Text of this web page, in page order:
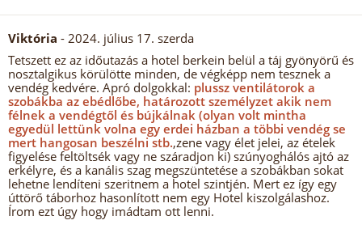
Viktória - 2024. július 17. szerda
Tetszett ez az időutazás a hotel berkein belül a táj gyönyörű és
nosztalgikus körülötte minden, de végképp nem tesznek a
vendég kedvére. Apró dolgokkal: plussz ventilátorok a
szobákba az ebédlőbe, határozott személyzet akik nem
félnek a vendégtől és bújkálnak (olyan volt mintha
egyedül lettünk volna egy erdei házban a többi vendég se
mert hangosan beszélni stb.,zene vagy élet jelei, az ételek
figyelése feltöltsék vagy ne száradjon ki) szúnyoghálós ajtó az
erkélyre, és a kanális szag megszüntetése a szobákban sokat
lehetne lendíteni szeritnem a hotel szintjén. Mert ez így egy
úttörő táborhoz hasonlított nem egy Hotel kiszolgálashoz.
Írom ezt úgy hogy imádtam ott lenni.